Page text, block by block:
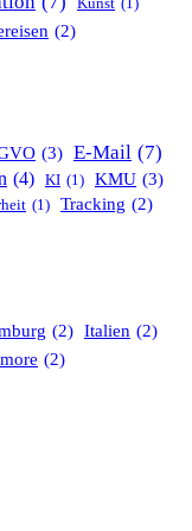
(2)
(3) E-Mail (7)
(4) KI (1) KMU (3)
(1) Tracking (2)
(2) Italien (2)
(2)